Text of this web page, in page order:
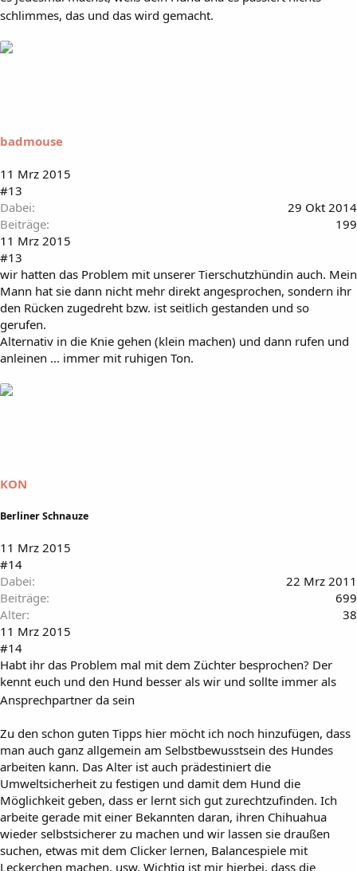
schlimmes, das und das wird gemacht.
badmouse
11 Mrz 2015
#13
Dabei
29 Okt 2014
Beiträge
199
11 Mrz 2015
#13
wir hatten das Problem mit unserer Tierschutzhündin auch. Mein
Mann hat sie dann nicht mehr direkt angesprochen, sondern ihr
den Rücken zugedreht bzw. ist seitlich gestanden und so
gerufen.
Alternativ in die Knie gehen (klein machen) und dann rufen und
anleinen ... immer mit ruhigen Ton.
KON
Berliner Schnauze
11 Mrz 2015
#14
Dabei
22 Mrz 2011
Beiträge
699
Alter
38
11 Mrz 2015
#14
Habt ihr das Problem mal mit dem Züchter besprochen? Der
kennt euch und den Hund besser als wir und sollte immer als
Ansprechpartner da sein
Zu den schon guten Tipps hier möcht ich noch hinzufügen, dass
man auch ganz allgemein am Selbstbewusstsein des Hundes
arbeiten kann. Das Alter ist auch prädestiniert die
Umweltsicherheit zu festigen und damit dem Hund die
Möglichkeit geben, dass er lernt sich gut zurechtzufinden. Ich
arbeite gerade mit einer Bekannten daran, ihren Chihuahua
wieder selbstsicherer zu machen und wir lassen sie draußen
suchen, etwas mit dem Clicker lernen, Balancespiele mit
Leckerchen machen, usw. Wichtig ist mir hierbei, dass die